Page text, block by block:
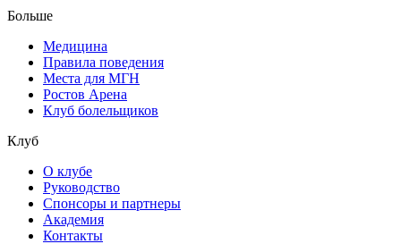
Больше
Медицина
Правила поведения
Места для МГН
Ростов Арена
Клуб болельщиков
Клуб
О клубе
Руководство
Спонсоры и партнеры
Академия
Контакты